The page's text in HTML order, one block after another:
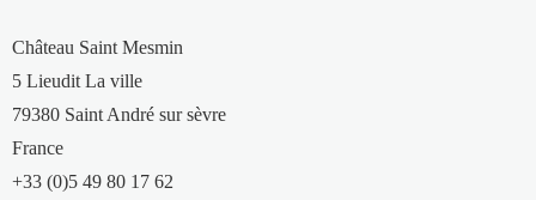
Château Saint Mesmin
5 Lieudit La ville
79380 Saint André sur sèvre
France
+33 (0)5 49 80 17 62